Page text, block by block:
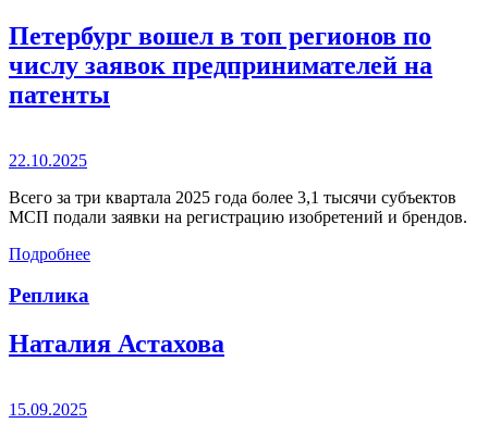
Петербург вошел в топ регионов по
числу заявок предпринимателей на
патенты
22.10.2025
Всего за три квартала 2025 года более 3,1 тысячи субъектов
МСП подали заявки на регистрацию изобретений и брендов.
Подробнее
Реплика
Наталия Астахова
15.09.2025